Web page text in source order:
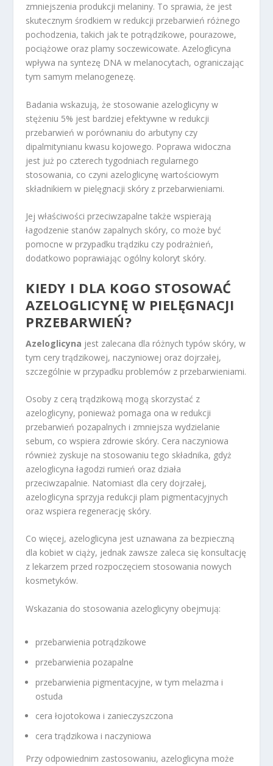
zmniejszenia produkcji melaniny. To sprawia, że jest
skutecznym środkiem w redukcji przebarwień różnego
pochodzenia, takich jak te potrądzikowe, pourazowe,
pociążowe oraz plamy soczewicowate. Azeloglicyna
wpływa na syntezę DNA w melanocytach, ograniczając
tym samym melanogenezę.
Badania wskazują, że stosowanie azeloglicyny w
stężeniu 5% jest bardziej efektywne w redukcji
przebarwień w porównaniu do arbutyny czy
dipalmitynianu kwasu kojowego. Poprawa widoczna
jest już po czterech tygodniach regularnego
stosowania, co czyni azeloglicynę wartościowym
składnikiem w pielęgnacji skóry z przebarwieniami.
Jej właściwości przeciwzapalne także wspierają
łagodzenie stanów zapalnych skóry, co może być
pomocne w przypadku trądziku czy podrażnień,
dodatkowo poprawiając ogólny koloryt skóry.
KIEDY I DLA KOGO STOSOWAĆ
AZELOGLICYNĘ W PIELĘGNACJI
PRZEBARWIEŃ?
Azeloglicyna jest zalecana dla różnych typów skóry, w
tym cery trądzikowej, naczyniowej oraz dojrzałej,
szczególnie w przypadku problemów z przebarwieniami.
Osoby z cerą trądzikową mogą skorzystać z
azeloglicyny, ponieważ pomaga ona w redukcji
przebarwień pozapalnych i zmniejsza wydzielanie
sebum, co wspiera zdrowie skóry. Cera naczyniowa
również zyskuje na stosowaniu tego składnika, gdyż
azeloglicyna łagodzi rumień oraz działa
przeciwzapalnie. Natomiast dla cery dojrzałej,
azeloglicyna sprzyja redukcji plam pigmentacyjnych
oraz wspiera regenerację skóry.
Co więcej, azeloglicyna jest uznawana za bezpieczną
dla kobiet w ciąży, jednak zawsze zaleca się konsultację
z lekarzem przed rozpoczęciem stosowania nowych
kosmetyków.
Wskazania do stosowania azeloglicyny obejmują:
przebarwienia potrądzikowe
przebarwienia pozapalne
przebarwienia pigmentacyjne, w tym melazma i
ostuda
cera łojotokowa i zanieczyszczona
cera trądzikowa i naczyniowa
Przy odpowiednim zastosowaniu, azeloglicyna może